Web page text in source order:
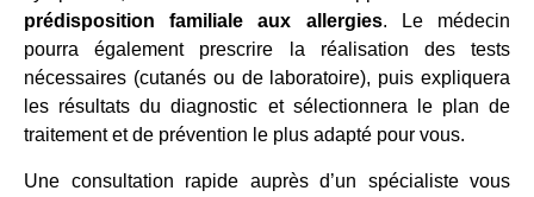
prédisposition familiale aux allergies. Le médecin
pourra également prescrire la réalisation des tests
nécessaires (cutanés ou de laboratoire), puis expliquera
les résultats du diagnostic et sélectionnera le plan de
traitement et de prévention le plus adapté pour vous.
Une consultation rapide auprès d’un spécialiste vous